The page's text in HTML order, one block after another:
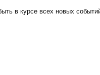
в курсе всех нοвых